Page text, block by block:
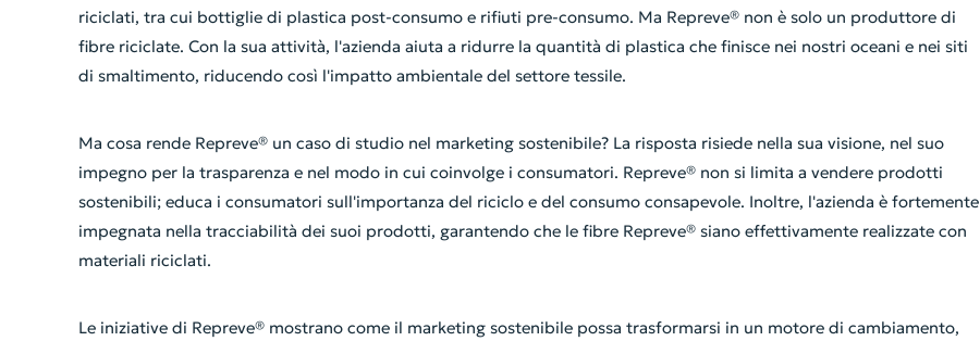
riciclati, tra cui bottiglie di plastica post-consumo e rifiuti pre-consumo. Ma Repreve® non è solo un produttore di
fibre riciclate. Con la sua attività, l'azienda aiuta a ridurre la quantità di plastica che finisce nei nostri oceani e nei siti
di smaltimento, riducendo così l'impatto ambientale del settore tessile.
Ma cosa rende Repreve® un caso di studio nel marketing sostenibile? La risposta risiede nella sua visione, nel suo
impegno per la trasparenza e nel modo in cui coinvolge i consumatori. Repreve® non si limita a vendere prodotti
sostenibili; educa i consumatori sull'importanza del riciclo e del consumo consapevole. Inoltre, l'azienda è fortemente
impegnata nella tracciabilità dei suoi prodotti, garantendo che le fibre Repreve® siano effettivamente realizzate con
materiali riciclati.
Le iniziative di Repreve® mostrano come il marketing sostenibile possa trasformarsi in un motore di cambiamento,